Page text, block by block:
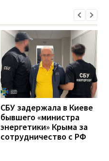
СБУ задержала в Киеве
бывшего «министра
энергетики» Крыма за
сотрудничество с РФ